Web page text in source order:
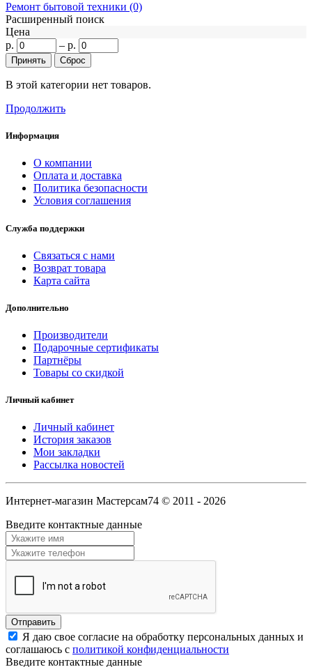
Ремонт бытовой техники (0)
Расширенный поиск
Цена
р.
– р.
В этой категории нет товаров.
Продолжить
Информация
О компании
Оплата и доставка
Политика безопасности
Условия соглашения
Служба поддержки
Связаться с нами
Возврат товара
Карта сайта
Дополнительно
Производители
Подарочные сертификаты
Партнёры
Товары со скидкой
Личный кабинет
Личный кабинет
История заказов
Мои закладки
Рассылка новостей
Интернет-магазин Мастерсам74 © 2011 - 2026
Введите контактные данные
Я даю свое согласие на обработку персональных данных и
соглашаюсь с политикой конфиденциальности
Введите контактные данные